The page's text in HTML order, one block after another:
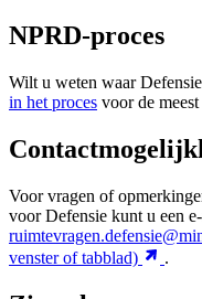
NPRD-proces
Wilt u weten waar
in het proces voor de
Voor vragen of
voor Defensie kunt u een
venster of tabblad)
.